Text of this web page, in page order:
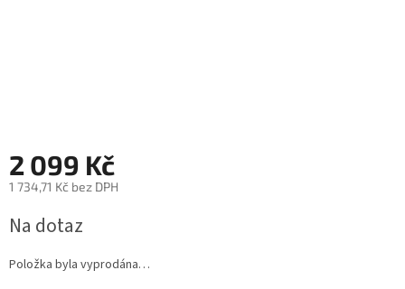
2 099 Kč
1 734,71 Kč bez DPH
cena:
Na dotaz
Položka byla vyprodána…